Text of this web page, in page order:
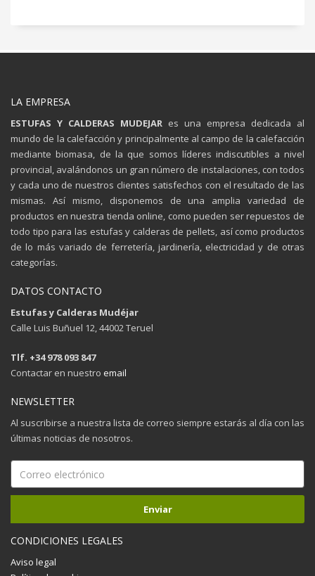
LA EMPRESA
ESTUFAS Y CALDERAS MUDEJAR es una empresa dedicada al
mundo de la calefacción y principalmente al campo de la calefacción
mediante biomasa, de la que somos líderes indiscutibles a nivel
provincial, avalándonos un gran número de instalaciones, con todos
y cada uno de nuestros clientes satisfechos con el resultado de las
mismas. Así mismo, disponemos de una amplia variedad de
productos en nuestra tienda online, como pueden ser repuestos de
todo tipo para las estufas y calderas de pellets, así como productos
de lo más variado de ferretería, jardinería, electricidad y de otras
categorías.
DATOS CONTACTO
Estufas y Calderas Mudéjar
Calle Luis Buñuel 12, 44002 Teruel
Tlf. +34 978 093 847
Contactar en nuestro email
NEWSLETTER
Al suscribirse a nuestra lista de correo siempre estarás al día con las
últimas noticias de nosotros.
CONDICIONES LEGALES
Aviso legal